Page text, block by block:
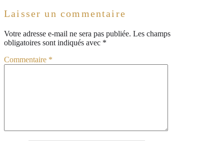
Laisser un commentaire
Votre adresse e-mail ne sera pas publiée. Les champs
obligatoires sont indiqués avec *
Commentaire *